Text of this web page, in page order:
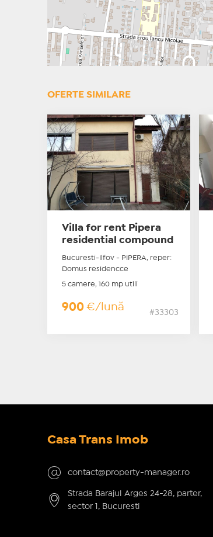
OFERTE SIMILARE
Villa for rent Pipera
residential compound
Bucuresti-Ilfov - PIPERA, reper:
Domus residencce
5 camere, 160 mp utili
900 €/lună
#33303
Casa Trans Imob
contact@property-manager.ro
Strada Barajul Arges 24-28, parter,
sector 1, Bucuresti